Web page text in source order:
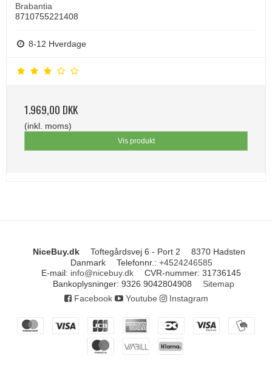
Brabantia
8710755221408
8-12 Hverdage
1.969,00 DKK
(inkl. moms)
Vis produkt
NiceBuy.dk Toftegårdsvej 6 - Port 2
8370 Hadsten
Danmark
Telefonnr. : +4524246585
E-mail: info@nicebuy.dk CVR-nummer: 31736145
Bankoplysninger: 9326 9042804908
Sitemap
Facebook
Youtube Instagram